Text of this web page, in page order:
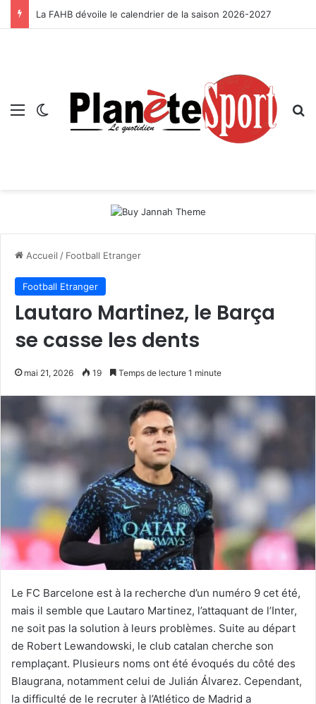
La FAHB dévoile le calendrier de la saison 2026-2027
Menu Switch skin
Accueil / Football Etranger
Football Etranger
Lautaro Martinez, le Barça
se casse les dents
mai 21, 2026 19 Temps de lecture 1 minute
Le FC Barcelone est à la recherche d’un numéro 9 cet été,
mais il semble que Lautaro Martinez, l’attaquant de l’Inter,
ne soit pas la solution à leurs problèmes. Suite au départ
de Robert Lewandowski, le club catalan cherche son
remplaçant. Plusieurs noms ont été évoqués du côté des
Blaugrana, notamment celui de Julián Álvarez. Cependant,
la difficulté de le recruter à l’Atlético de Madrid a